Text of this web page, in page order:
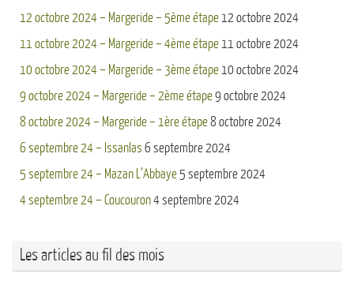
12 octobre 2024 – Margeride – 5ème étape 12 octobre 2024
11 octobre 2024 – Margeride – 4ème étape 11 octobre 2024
10 octobre 2024 – Margeride – 3ème étape 10 octobre 2024
9 octobre 2024 – Margeride – 2ème étape9 octobre 2024
8 octobre 2024 – Margeride – 1ère étape8 octobre 2024
6 septembre 24 – Issanlas 6 septembre 2024
5 septembre 24 – Mazan L’Abbaye 5 septembre 2024
4 septembre 24 – Coucouron4 septembre 2024
Les articles au fil des mois